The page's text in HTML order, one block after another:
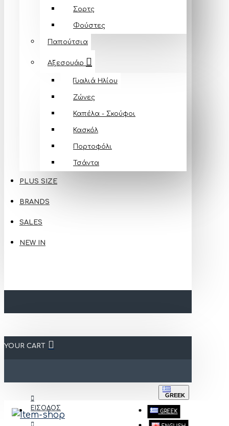
Σορτς
Φούστες
Παπούτσια
Αξεσουάρ
Γυαλιά Ηλίου
Ζώνες
Καπέλα - Σκούφοι
Κασκόλ
Πορτοφόλι
Τσάντα
PLUS SIZE
BRANDS
SALES
NEW IN
YOUR CART
ΕΙΣΟΔΟΣ
GREEK
GREEK